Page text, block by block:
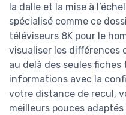
la dalle et la mise à
spécialisé comme ce
téléviseurs 8K pour le
visualiser les différences
au delà des seules
informations avec la
votre distance de recul,
meilleurs pouces